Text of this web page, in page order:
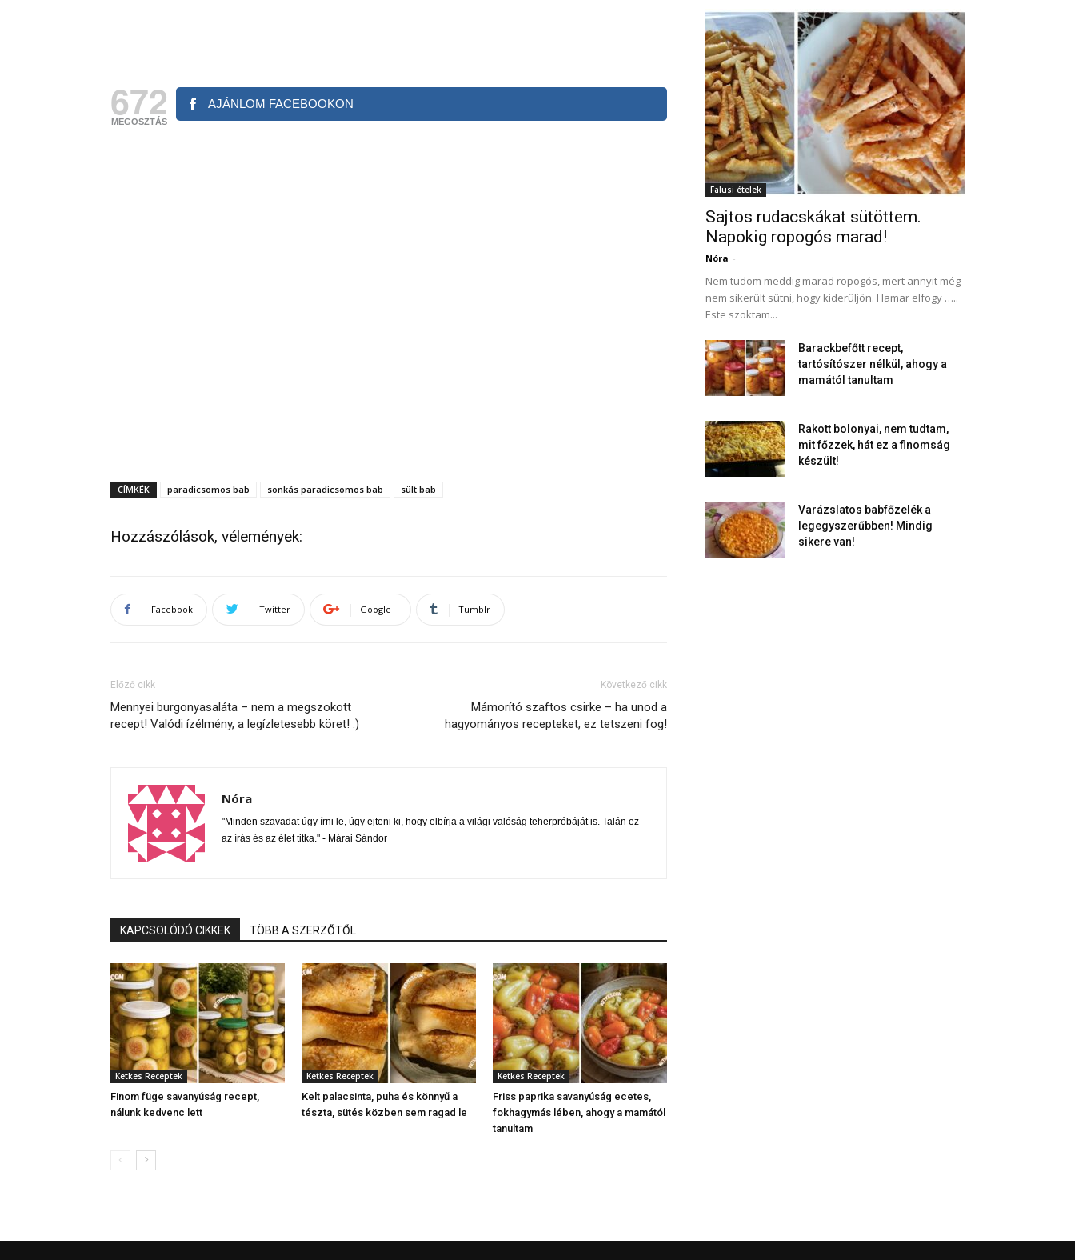
672
MEGOSZTÁS
AJÁNLOM FACEBOOKON
CÍMKÉK paradicsomos bab sonkás paradicsomos bab sült bab
Hozzászólások, vélemények:
Facebook Twitter Google+ Tumblr
Előző cikk
Mennyei burgonyasaláta – nem a megszokott
recept! Valódi ízélmény, a legízletesebb köret! :)
Következő cikk
Mámorító szaftos csirke – ha unod a
hagyományos recepteket, ez tetszeni fog!
Nóra
"Minden szavadat úgy írni le, úgy ejteni ki, hogy elbírja a világi valóság teherpróbáját is. Talán ez
az írás és az élet titka." - Márai Sándor
KAPCSOLÓDÓ CIKKEK TÖBB A SZERZŐTŐL
Ketkes Receptek
Finom füge savanyúság recept,
nálunk kedvenc lett
Ketkes Receptek
Kelt palacsinta, puha és könnyű a
tészta, sütés közben sem ragad le
Ketkes Receptek
Friss paprika savanyúság ecetes,
fokhagymás lében, ahogy a mamától
tanultam
Falusi ételek
Sajtos rudacskákat sütöttem.
Napokig ropogós marad!
Nóra -
Nem tudom meddig marad ropogós, mert annyit még
nem sikerült sütni, hogy kiderüljön. Hamar elfogy …..
Este szoktam...
Barackbefőtt recept,
tartósítószer nélkül, ahogy a
mamától tanultam
Rakott bolonyai, nem tudtam,
mit főzzek, hát ez a finomság
készült!
Varázslatos babfőzelék a
legegyszerűbben! Mindig
sikere van!